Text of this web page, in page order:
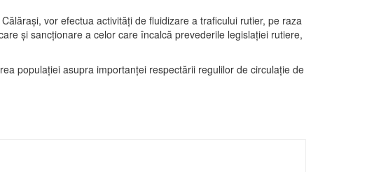
vor efectua activităţi de fluidizare a traficului rutier, pe raza
şi sancţionare a celor care încalcă prevederile legislaţiei rutiere,
populaţiei asupra importanţei respectării regulilor de circulaţie de